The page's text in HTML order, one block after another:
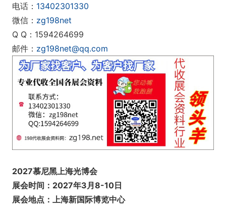
电话： 13402301330
微信： zg198net
Q Q：1594264699
邮件： zg198net@qq.com
2027慕尼黑上海光博会
展会时间：2027年3月8-10日
展会地点：上海新国际博览中心